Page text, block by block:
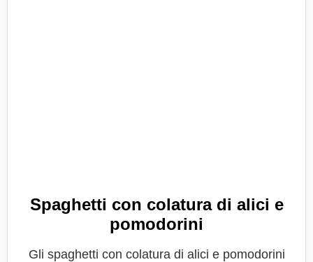
Spaghetti con colatura di alici e
pomodorini
Gli spaghetti con colatura di alici e pomodorini